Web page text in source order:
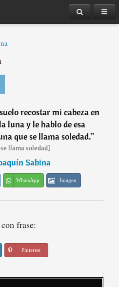
recostar mi cabeza en
luna y le hablo de esa
que se llama soledad.”
llama soledad]
Sabina
WhatsApp Imagen
frase:
Pinterest